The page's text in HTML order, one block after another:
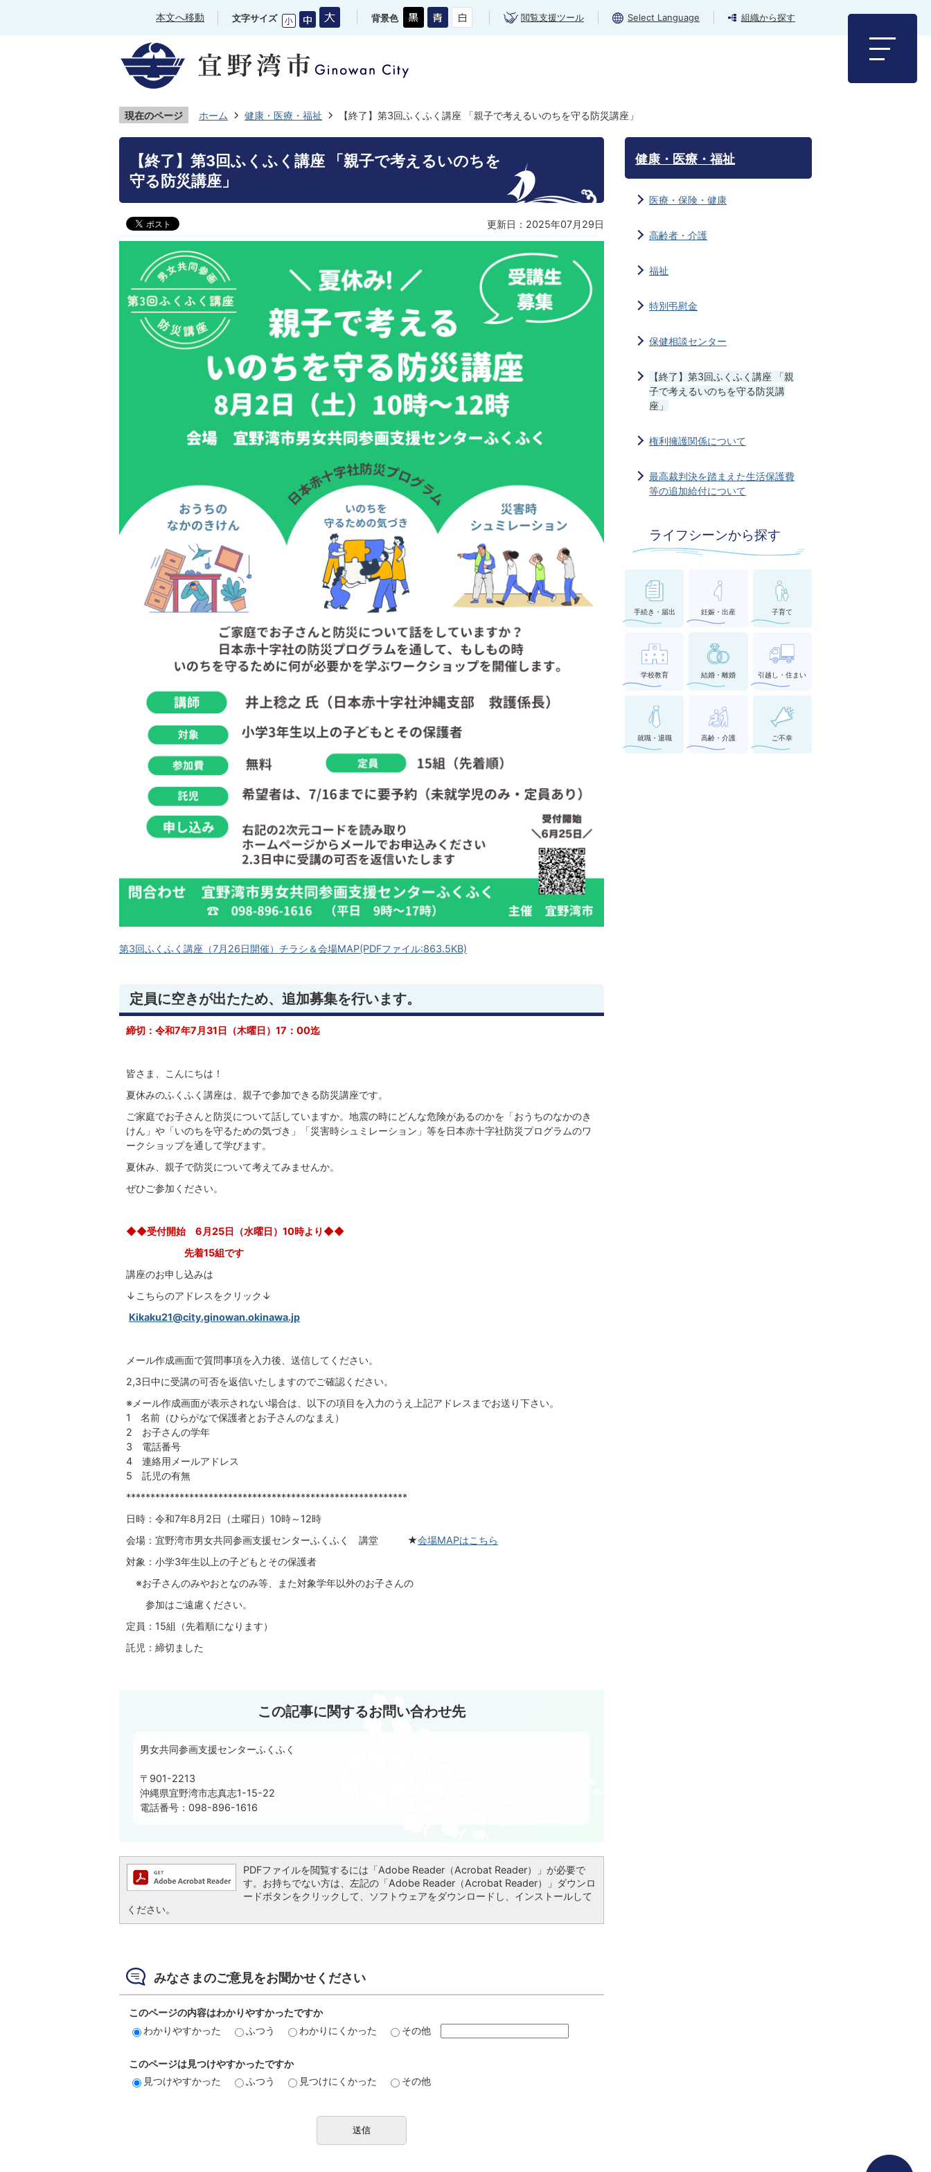
本文へ移動 文字サイズ 背景色 閲覧支援ツール Select Language 組織から探す
現在のページ ホーム 健康・医療・福祉 【終了】第3回ふくふく講座 「親子で考えるいのちを守る防災講座」
【終了】第3回ふくふく講座 「親子で考えるいのちを
守る防災講座」
更新日：2025年07月29日
第3回ふくふく講座（7月26日開催）チラシ＆会場MAP(PDFファイル:863.5KB)
定員に空きが出たため、追加募集を行います。
締切：令和7年7月31日（木曜日）17：00迄
皆さま、こんにちは！
夏休みのふくふく講座は、親子で参加できる防災講座です。
ご家庭でお子さんと防災について話していますか。地震の時にどんな危険があるのかを「おうちのなかのき
けん」や「いのちを守るための気づき」「災害時シュミレーション」等を日本赤十字社防災プログラムのワ
ークショップを通して学びます。
夏休み、親子で防災について考えてみませんか。
ぜひご参加ください。
◆◆受付開始 6月25日（水曜日）10時より◆◆
先着15組です
講座のお申し込みは
↓こちらのアドレスをクリック↓
Kikaku21@city.ginowan.okinawa.jp
メール作成画面で質問事項を入力後、送信してください。
2,3日中に受講の可否を返信いたしますのでご確認ください。
※メール作成画面が表示されない場合は、以下の項目を入力のうえ上記アドレスまでお送り下さい。
1 名前（ひらがなで保護者とお子さんのなまえ）
2 お子さんの学年
3 電話番号
4 連絡用メールアドレス
5 託児の有無
**********************************************************
日時：令和7年8月2日（土曜日）10時～12時
会場：宜野湾市男女共同参画支援センターふくふく 講堂 ★会場MAPはこちら
対象：小学3年生以上の子どもとその保護者
※お子さんのみやおとなのみ等、また対象学年以外のお子さんの
参加はご遠慮ください。
定員：15組（先着順になります）
託児：締切ました
この記事に関するお問い合わせ先
男女共同参画支援センターふくふく
〒901-2213
沖縄県宜野湾市志真志1-15-22
電話番号：098-896-1616
PDFファイルを閲覧するには「Adobe Reader（Acrobat Reader）」が必要で
す。お持ちでない方は、左記の「Adobe Reader（Acrobat Reader）」ダウンロ
ードボタンをクリックして、ソフトウェアをダウンロードし、インストールして
ください。
みなさまのご意見をお聞かせください
このページの内容はわかりやすかったですか
わかりやすかった
ふつう わかりにくかった その他
このページは見つけやすかったですか
見つけやすかった
ふつう 見つけにくかった その他
健康・医療・福祉
医療・保険・健康
高齢者・介護
福祉
特別弔慰金
保健相談センター
【終了】第3回ふくふく講座 「親
子で考えるいのちを守る防災講
座」
権利擁護関係について
最高裁判決を踏まえた生活保護費
等の追加給付について
ライフシーンから探す
手続き・届出 妊娠・出産 子育て
学校教育 結婚・離婚 引越し・住まい
就職・退職 高齢・介護 ご不幸